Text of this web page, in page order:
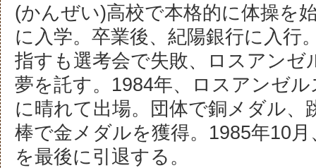
(かんぜい)高校で本格的に体操を
に入学。卒業後、紀陽銀行に入行
指すも選考会で失敗、ロスアンゼ
夢を託す。1984年、ロスアンゼ
に晴れて出場。団体で銅メダル、
棒で金メダルを獲得。1985年10
を最後に引退する。